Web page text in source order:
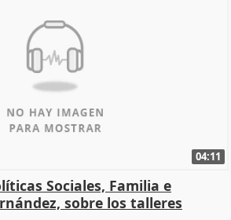
04:11
Sociales, Familia e
sobre los talleres